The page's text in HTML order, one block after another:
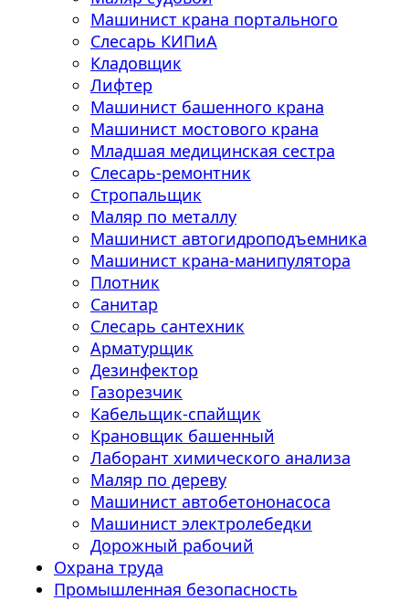
Машинист крана портального
Слесарь КИПиА
Кладовщик
Лифтер
Машинист башенного крана
Машинист мостового крана
Младшая медицинская сестра
Слесарь-ремонтник
Стропальщик
Маляр по металлу
Машинист автогидроподъемника
Машинист крана-манипулятора
Плотник
Санитар
Слесарь сантехник
Арматурщик
Дезинфектор
Газорезчик
Кабельщик-спайщик
Крановщик башенный
Лаборант химического анализа
Маляр по дереву
Машинист автобетононасоса
Машинист электролебедки
Дорожный рабочий
Охрана труда
Промышленная безопасность